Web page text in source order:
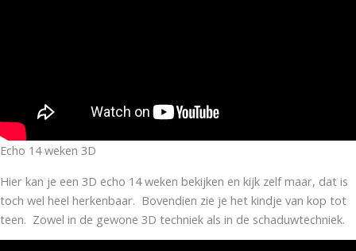
Echo 14 weken 3D
Hier kan je een 3D echo 14 weken bekijken en kijk zelf maar, dat is
toch wel heel herkenbaar. Bovendien zie je het kindje van kop tot
teen. Zowel in de gewone 3D techniek als in de schaduwtechniek.